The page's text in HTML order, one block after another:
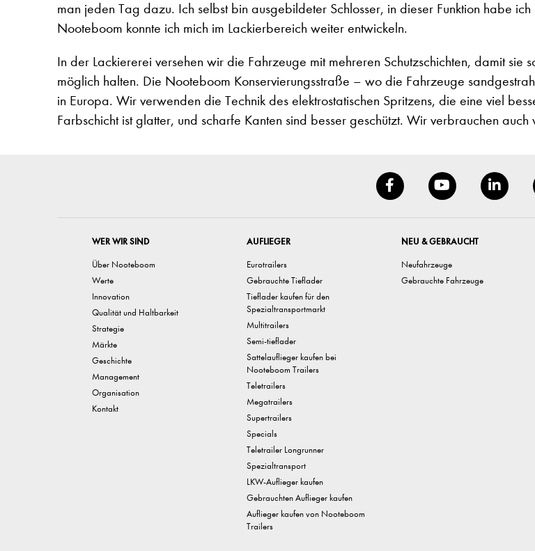
man jeden Tag dazu. Ich selbst bin ausgebildeter Schlosser, in dieser Funktion habe
Nooteboom konnte ich mich im Lackierbereich weiter entwickeln.
In der Lackiererei versehen wir die Fahrzeuge mit mehreren Schutzschichten, damit
möglich halten. Die Nooteboom Konservierungsstraße – wo die Fahrzeuge
in Europa. Wir verwenden die Technik des elektrostatischen Spritzens, die eine viel
Farbschicht ist glatter, und scharfe Kanten sind besser geschützt. Wir verbrauchen
WER WIR SIND
Über Nooteboom
Werte
Innovation
Qualität und Haltbarkeit
Strategie
Märkte
Geschichte
Management
Organisation
Kontakt
AUFLIEGER
Eurotrailers
Gebrauchte Tieflader
Tieflader kaufen für den
Spezialtransportmarkt
Multitrailers
Semi-tieflader
Sattelauflieger kaufen bei
Nooteboom Trailers
Teletrailers
Megatrailers
Supertrailers
Specials
Teletrailer Longrunner
Spezialtransport
LKW-Auflieger kaufen
Gebrauchten Auflieger kaufen
Auflieger kaufen von Nooteboom
Trailers
NEU & GEBRAUCHT
Neufahrzeuge
Gebrauchte Fahrzeuge